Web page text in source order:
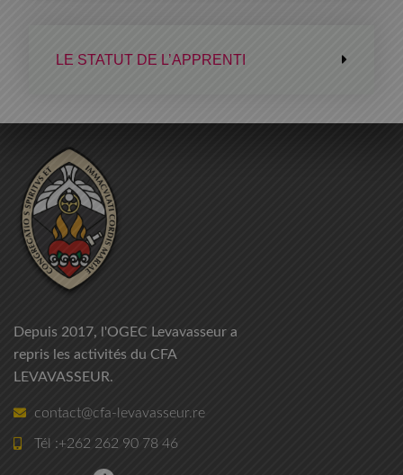
LE STATUT DE L’APPRENTI
Depuis 2017, l'OGEC Levavasseur a
repris les activités du CFA
LEVAVASSEUR.
contact@cfa-levavasseur.re
Tél :+262 262 90 78 46